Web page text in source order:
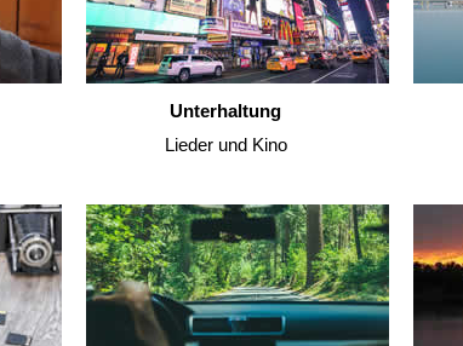
Unterhaltung
Lieder und Kino